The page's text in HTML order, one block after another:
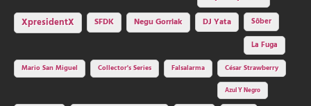
XpresidentX SFDK Negu Gorriak DJ Yata
Sôber
La Fuga
Mario San Miguel
Collector's Series Falsalarma César Strawberry
Azul Y Negro